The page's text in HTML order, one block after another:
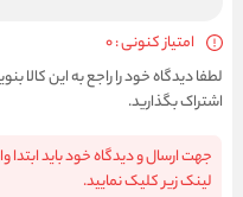
امتیاز کنونی : 0
لطفا دیدگاه خود را راجع به این کالا
اشتراک بگذارید.
جهت ارسال و دیدگاه خود باید
لینک زیر کلیک نمایید.